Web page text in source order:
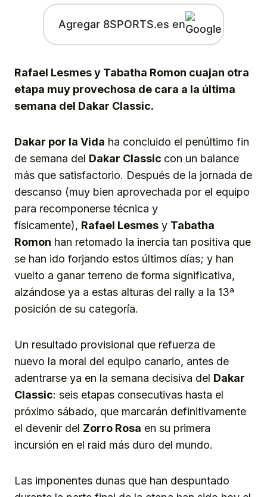
Agregar 8SPORTS.es en
Rafael Lesmes y Tabatha Romon cuajan otra
etapa muy provechosa de cara a la última
semana del Dakar Classic.
Dakar por la Vida ha concluido el penúltimo fin
de semana del Dakar Classic con un balance
más que satisfactorio. Después de la jornada de
descanso (muy bien aprovechada por el equipo
para recomponerse técnica y
físicamente), Rafael Lesmes y Tabatha
Romon han retomado la inercia tan positiva que
se han ido forjando estos últimos días; y han
vuelto a ganar terreno de forma significativa,
alzándose ya a estas alturas del rally a la 13ª
posición de su categoría.
Un resultado provisional que refuerza de
nuevo la moral del equipo canario, antes de
adentrarse ya en la semana decisiva del Dakar
Classic: seis etapas consecutivas hasta el
próximo sábado, que marcarán definitivamente
el devenir del Zorro Rosa en su primera
incursión en el raid más duro del mundo.
Las imponentes dunas que han despuntado